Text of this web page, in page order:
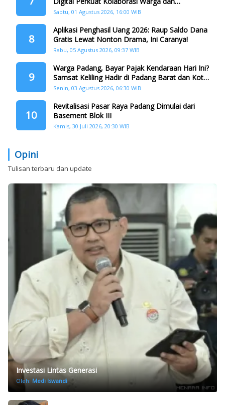
Pemerintah Atasi Persampahan
Sabtu, 01 Agustus 2026, 16:00 WIB
8
Aplikasi Penghasil Uang 2026: Raup Saldo Dana
Gratis Lewat Nonton Drama, Ini Caranya!
Rabu, 05 Agustus 2026, 09:37 WIB
9
Warga Padang, Bayar Pajak Kendaraan Hari Ini?
Samsat Keliling Hadir di Padang Barat dan Koto
Tangah
Senin, 03 Agustus 2026, 06:30 WIB
10
Revitalisasi Pasar Raya Padang Dimulai dari
Basement Blok III
Kamis, 30 Juli 2026, 20:30 WIB
Opini
Tulisan terbaru dan update
Investasi Lintas Generasi
Oleh: Medi Iswandi